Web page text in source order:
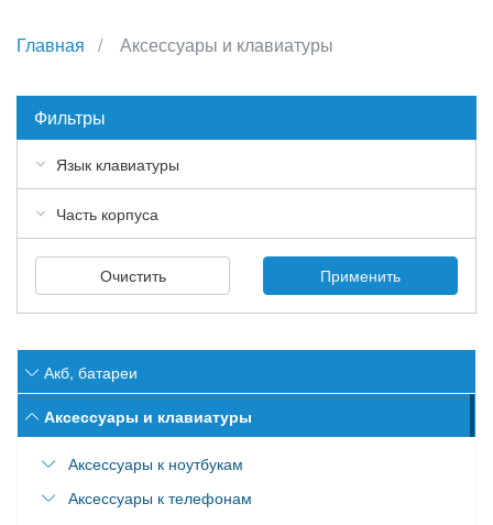
Главная Аксессуары и клавиатуры
Фильтры
Язык клавиатуры
Часть корпуса
Очистить Применить
Акб, батареи
Аккумулятор для Acer
Аккумулятор для Asus
Аксессуары и клавиатуры
Аксессуары к ноутбукам
Наклейки для клавиатур ноутбука
Аксессуары к телефонам